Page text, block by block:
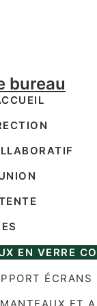
bureau
EN VERRE
ÉCRANS